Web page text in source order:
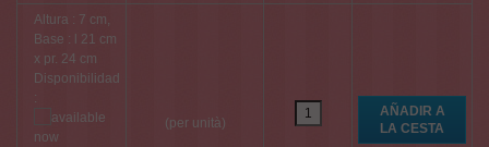
Altura : 7 cm,
Base : l 21 cm
x pr. 24 cm
Disponibilidad
:
(per unità)